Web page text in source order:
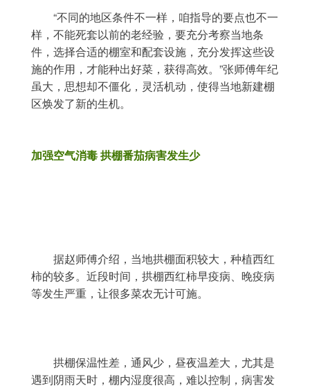
样，不能死套以前的老经验，要充分考察当地条
件，选择合适的棚室和配套设施，充分发挥这些设
施的作用，才能种出好菜，获得高效。”张师傅年纪
虽大，思想却不僵化，灵活机动，使得当地新建棚
区焕发了新的生机。
加强空气消毒 拱棚番茄病害发生少
柿的较多。近段时间，拱棚西红柿早疫病、晚疫病
等发生严重，让很多菜农无计可施。
遇到阴雨天时，棚内湿度很高，难以控制，病害发